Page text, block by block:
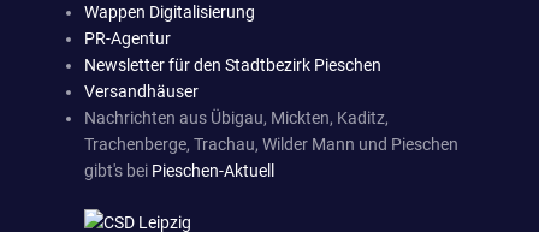
Wappen Digitalisierung
PR-Agentur
Newsletter für den Stadtbezirk Pieschen
Versandhäuser
Nachrichten aus Übigau, Mickten, Kaditz,
Trachenberge, Trachau, Wilder Mann und Pieschen
gibt's bei Pieschen-Aktuell